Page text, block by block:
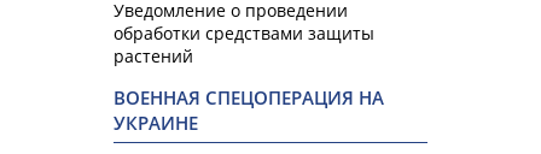
Уведомление о проведении
обработки средствами защиты
растений
ВОЕННАЯ СПЕЦОПЕРАЦИЯ НА
УКРАИНЕ